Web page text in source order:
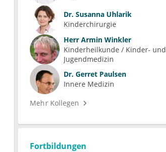
Dr. Susanna Uhlarik
Kinderchirurgie
Herr Armin Winkler
Kinderheilkunde / Kinder- und
Jugendmedizin
Dr. Gerret Paulsen
Innere Medizin
Mehr Kollegen
Fortbildungen